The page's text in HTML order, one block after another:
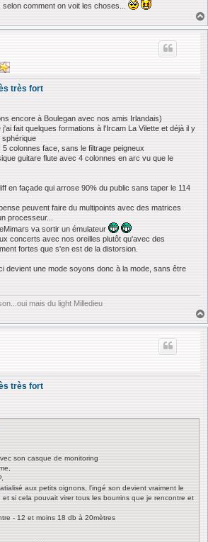
comment on voit les choses...
très fort
encore à Boulegan avec nos amis Irlandais)
fait quelques formations à l'Ircam La Vilette et déjà il y
sphérique
colonnes face, sans le filtrage peigneux
guitare flute avec 4 colonnes en arc vu que le
en façade qui arrose 90% du public sans taper le 114
peuvent faire du multipoints avec des matrices
processeur...
va sortir un émulateur
concerts avec nos oreilles plutôt qu'avec des
fortes que s'en est de la distorsion.
devient une mode soyons donc à la mode, sans être
mais du light Milledieu
très fort
son casque de monitoring
aux petits oignons, l'ingé son devient vraiment le
si cela pouvait virer tous les bourrins que je rencontre et
- 12 et moins 18 db à 20mètres